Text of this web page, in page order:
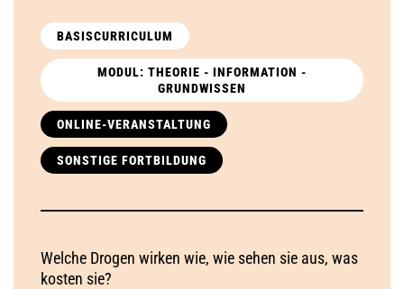
BASISCURRICULUM
MODUL: THEORIE - INFORMATION -
GRUNDWISSEN
ONLINE-VERANSTALTUNG
SONSTIGE FORTBILDUNG
Welche Drogen wirken wie, wie sehen sie aus, was
kosten sie?